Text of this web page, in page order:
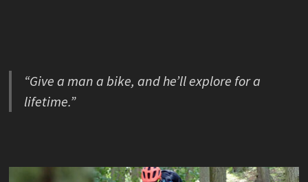
“Give a man a bike, and he’ll explore for a
lifetime.”